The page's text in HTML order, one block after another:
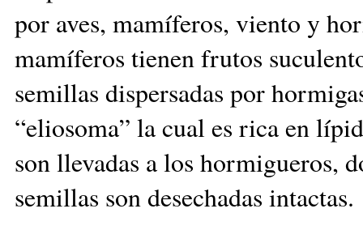
por aves, mamíferos, viento y
mamíferos tienen frutos
semillas dispersadas por
“eliosoma” la cual es rica en
son llevadas a los hormigueros,
semillas son desechadas intactas.